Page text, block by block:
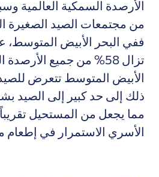
الأرصدة السمكية العالمية
من مجتمعات الصيد الصغيرة
ففي البحر الأبيض المتوسط،
تزال 58% من جميع الأرصدة
الأبيض المتوسط تتعرض للصيد
ذلك إلى حد كبير إلى الصيد
مما يجعل من المستحيل تقريباً
الأسري الاستمرار في إطعام